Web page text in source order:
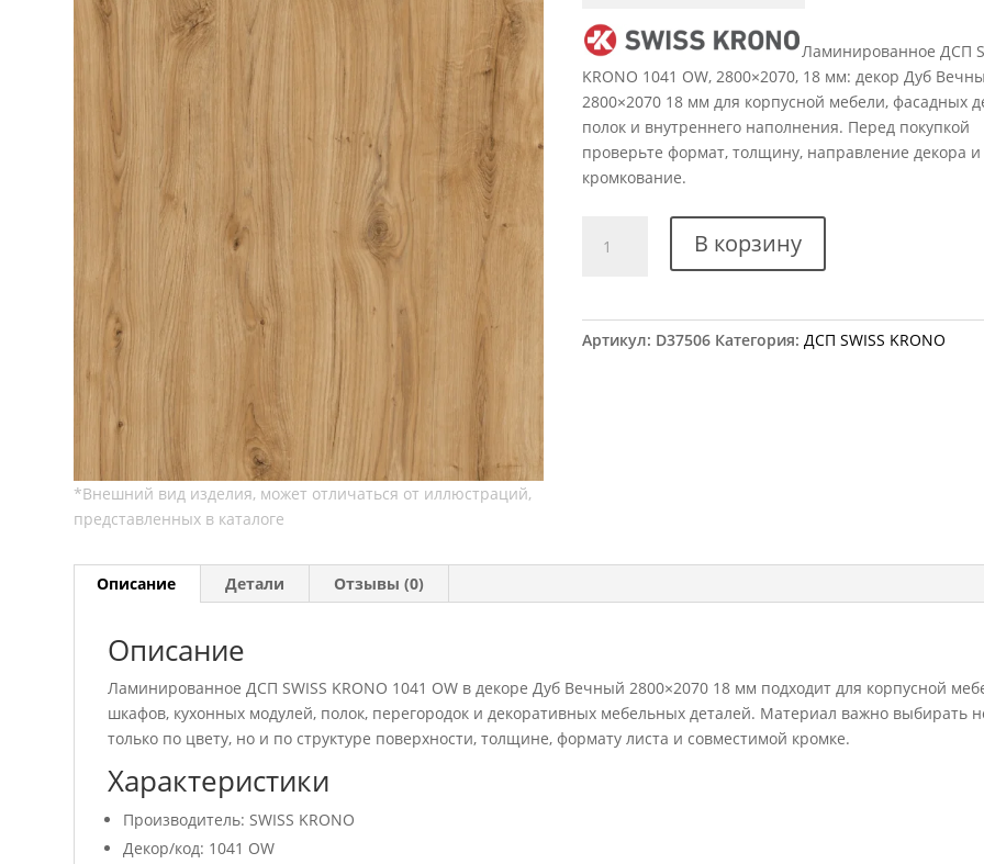
Ламинированное ДСП
KRONO 1041 OW, 2800×2070, 18 мм: декор Дуб
2800×2070 18 мм для корпусной мебели, фасадных
полок и внутреннего наполнения. Перед покупкой
проверьте формат, толщину, направление декора и
кромкование.
товара
1041
В корзину
Артикул: D37506 Категория:ДСП SWISS KRONO
Описание Детали Отзывы (0)
Описание
Ламинированное ДСП SWISS KRONO 1041 OW в декоре Дуб Вечный 2800×2070 18 мм подходит для корпусной
шкафов, кухонных модулей, полок, перегородок и декоративных мебельных деталей. Материал важно выбирать
только по цвету, но и по структуре поверхности, толщине, формату листа и совместимой кромке.
Характеристики
Производитель: SWISS KRONO
Декор/код: 1041 OW